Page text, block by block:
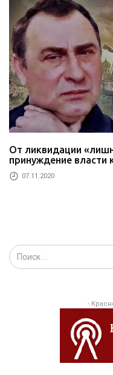
От ликвидации
принуждение власти
07.11.2020
-